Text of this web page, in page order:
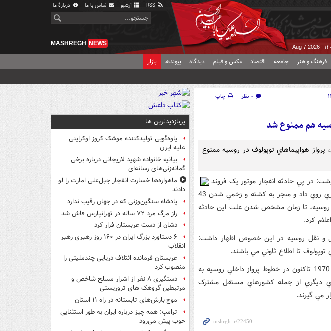
آرشیو تماس با ما دربارهٔ ما
Aug 7 2026
MASHREGH NEWS
فرهنگ و هنر جامعه اقتصاد عکس و فیلم دیدگاه پیوندها بازار
۰ نظر
چاپ
هم ممنوع شد
هواپيماهاي توپولوف در روسيه ممنوع
در پي حادثه انفجار موتور يک فروند
هواپيماي توپولوف که روز گذشته در فرودگاه سيبري روي داد و منجر به کشته و زخمي شدن 43
روسيه، تا زمان مشخص شدن علت اين حادثه
کرد.
و نقل روسيه در اين خصوص اظهار داشت:
تا اطلاع ثاوني مي باشند.
شايان ذکر است که هواپيماهاي توپولوف از سال 1970 تاکنون در خطوط پرواز داخلي روسيه به
ديگري از جمله کشورهاي مستقل مشترک
مي گيرند.
پربازدیدترین ها
یاوه‌گویی تولیدکننده موشک کروز اوکراینی
علیه ایران
بیانیه خانواده شهید لاریجانی درباره برخی
گمانه‌زنی‌های رسانه‌ای
ماهواره‌ها خسارت انفجار جبل‌علی امارت را لو
دادند
پادشاه سنگین‌وزنی که در جهان رقیب ندارد
راز مرگ مرد ۷۲ ساله در تهرانپارس فاش شد
دشان از دست عربستان فرار کرد
۶ دستاورد بزرگ ایران در ۱۶۰ روز رهبری رهبر
انقلاب
عربستان فرمانده ائتلاف دریایی چندملیتی را
منصوب کرد
دستگیری ۸ نفر از اشرار مسلح شاخص و
مرتبطین گروهک های تروریستی
موج بارش‌های تابستانه در راه ۱۱ استان
ترامپ: همه چیز درباره ایران به طور استثنایی
خوب پیش می‌رود